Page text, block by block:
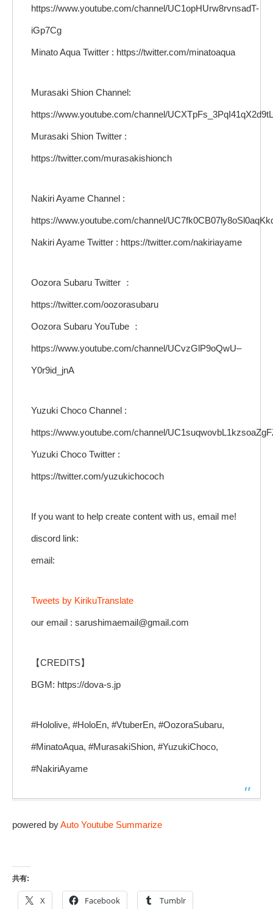
https://www.youtube.com/channel/UC1opHUrw8rvnsadT-
iGp7Cg
Minato Aqua Twitter : https://twitter.com/minatoaqua
Murasaki Shion Channel:
https://www.youtube.com/channel/
Murasaki Shion Twitter :
https://twitter.com/murasakishionch
Nakiri Ayame Channel :
https://www.youtube.com/channel/
Nakiri Ayame Twitter : https://twitter.com/nakiriayame
Oozora Subaru Twitter ：
https://twitter.com/oozorasubaru
Oozora Subaru YouTube ：
https://www.youtube.com/channel/UCvzGlP9oQwU–
Y0r9id_jnA
Yuzuki Choco Channel :
https://www.youtube.com/channel/
Yuzuki Choco Twitter :
https://twitter.com/yuzukichococh
If you want to help create content with us, email me!
discord link:
email:
Tweets by KirikuTranslate
our email : sarushimaemail@gmail.com
【CREDITS】
BGM: https://dova-s.jp
#Hololive, #HoloEn, #VtuberEn, #OozoraSubaru,
#MinatoAqua, #MurasakiShion, #YuzukiChoco,
#NakiriAyame
powered byAuto Youtube Summarize
共有:
X Facebook Tumblr